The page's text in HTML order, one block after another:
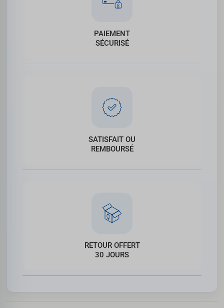
PAIEMENT
SÉCURISÉ
SATISFAIT OU
REMBOURSÉ
RETOUR OFFERT
30 JOURS